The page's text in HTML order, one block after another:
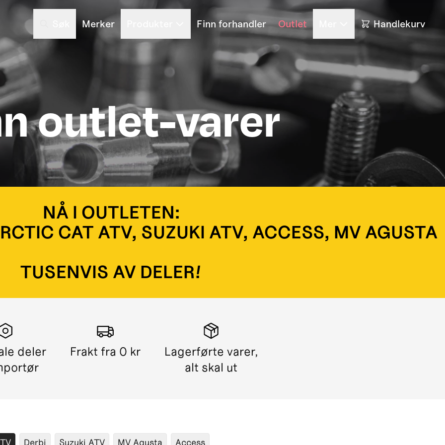
Merker Finn forhandler Outlet Handlekurv
outlet-varer
NÅ I OUTLETEN:
CAT ATV, SUZUKI ATV, ACCESS, MV AGUSTA
TUSENVIS AV DELER!
deler
Frakt fra 0 kr
Lagerførte varer,
alt skal ut
Derbi Suzuki ATV MV Agusta Access